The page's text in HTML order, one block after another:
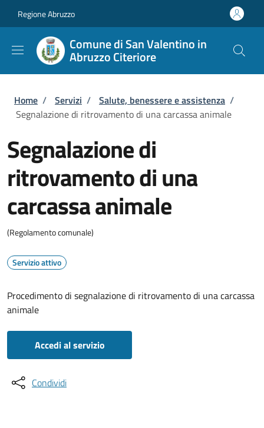
Regione Abruzzo
Comune di San Valentino in
Abruzzo Citeriore
Briciole di pane
Home / Servizi / Salute, benessere e assistenza /
Segnalazione di ritrovamento di una carcassa animale
Segnalazione di
ritrovamento di una
carcassa animale
(Regolamento comunale)
Servizio attivo
Procedimento di segnalazione di ritrovamento di una carcassa
animale
Accedi al servizio
Condividi